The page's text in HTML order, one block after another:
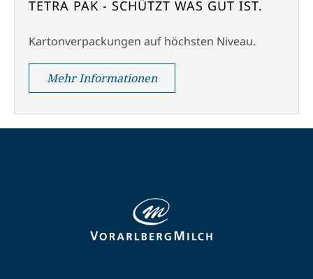
TETRA PAK - SCHÜTZT WAS GUT IST.
Kartonverpackungen auf höchsten Niveau.
Mehr Informationen